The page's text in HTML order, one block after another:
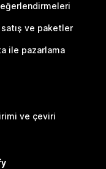
satış ve paketler
ile pazarlama
ve çeviri